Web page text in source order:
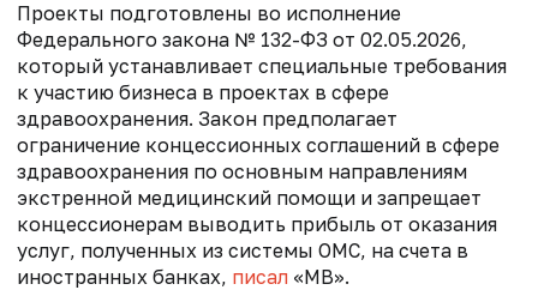
Проекты подготовлены во исполнение
Федерального закона № 132-ФЗ от 02.05.2026,
который устанавливает специальные требования
к участию бизнеса в проектах в сфере
здравоохранения. Закон предполагает
ограничение концессионных соглашений в сфере
здравоохранения по основным направлениям
экстренной медицинский помощи и запрещает
концессионерам выводить прибыль от оказания
услуг, полученных из системы ОМС, на счета в
иностранных банках, писал «МВ».